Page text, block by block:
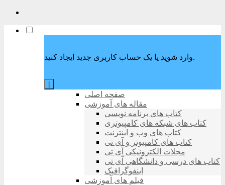
وارد شوید یا یک حساب کاربری جدید ایجاد کنید.
صفحه اصلی
مقاله های آموزشی
کتاب های برنامه نویسی
کتاب های شبکه های کامپیوتری
کتاب های وب و اینترنت
کتاب های کامپیوتر و آی تی
مجلات الکترونیکی آی تی
کتاب های درسی و دانشگاهی آی تی
اینفوگرافیک
فیلم های آموزشی